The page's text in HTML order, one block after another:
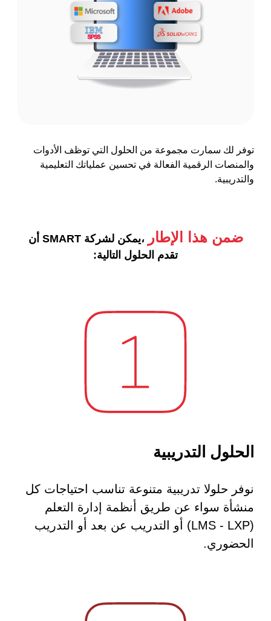
توفر لك سمارت مجموعة من الحلول التي توظف الأدوات
والمنصات الرقمية الفعالة في تحسين عملياتك التعليمية
والتدريبية.
ضمن هذا الإطار
،يمكن لشركة SMART أن
تقدم الحلول التالية:
الحلول التدريبية
نوفر حلولا تدريبية متنوعة تناسب احتياجات كل
منشأة سواء عن طريق أنظمة إدارة التعلم
(LMS - LXP) أو التدريب عن بعد أو التدريب
الحضوري.